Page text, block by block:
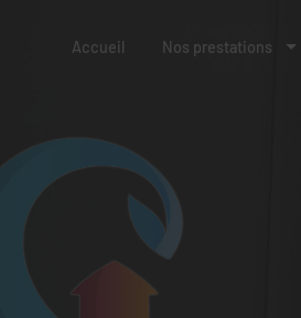
Accueil Nos prestations